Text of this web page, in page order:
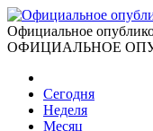
Официальное
ОФИЦИАЛЬНОЕ
Сегодня
Неделя
Месяц